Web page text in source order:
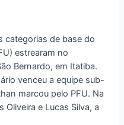
categorias de base do
estrearam no
Bernardo, em Itatiba.
venceu a equipe sub-
marcou pelo PFU. Na
e Lucas Silva, a